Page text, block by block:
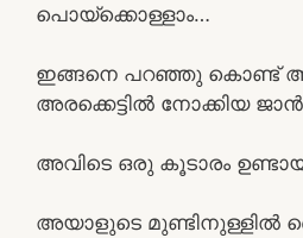
പൊയ്ക്കൊള്ളാം…
ഇങ്ങനെ പറഞ്ഞു കൊണ്ട്
അരക്കെട്ടിൽ നോക്കിയ
അവിടെ ഒരു കൂടാരം
അയാളുടെ മുണ്ടിനുള്ളിൽ